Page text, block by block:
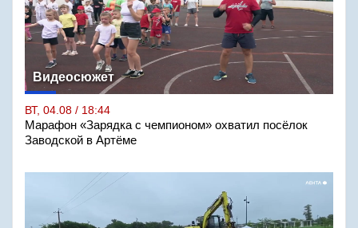
Видеосюжет
ВТ, 04.08 / 18:44
Марафон «Зарядка с чемпионом» охватил посёлок
Заводской в Артёме